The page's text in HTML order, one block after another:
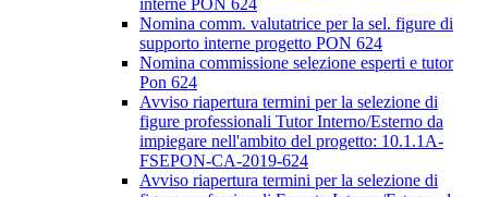
interne PON 624
Nomina comm. valutatrice per la sel. figure di
supporto interne progetto PON 624
Nomina commissione selezione esperti e tutor
Pon 624
Avviso riapertura termini per la selezione di
figure professionali Tutor Interno/Esterno da
impiegare nell'ambito del progetto: 10.1.1A-
FSEPON-CA-2019-624
Avviso riapertura termini per la selezione di